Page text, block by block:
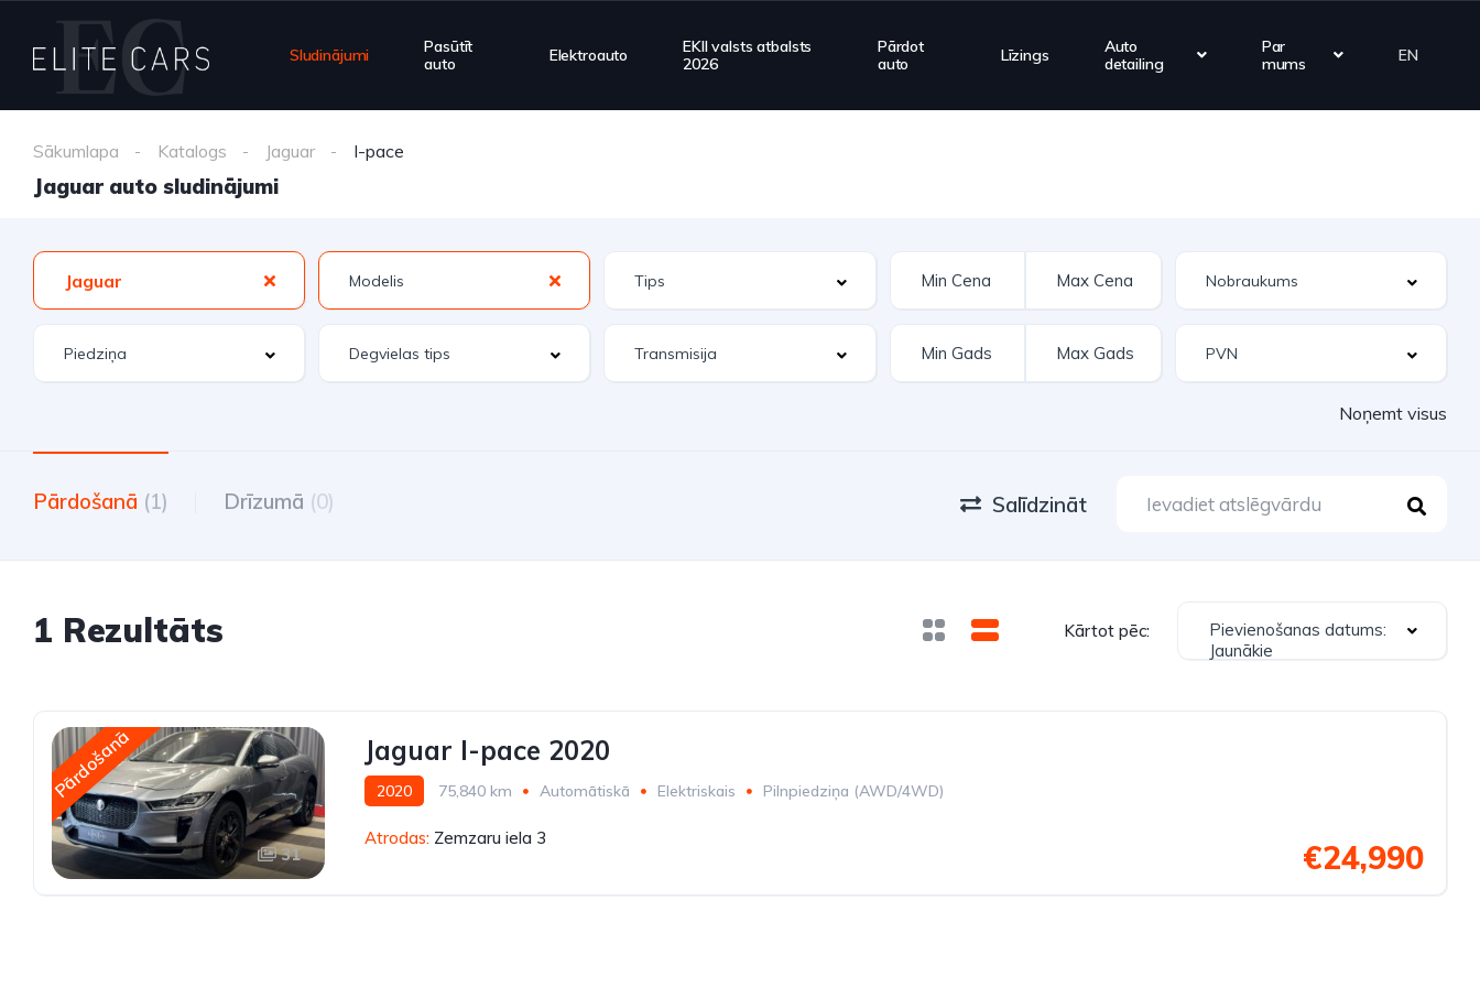
Sludinājumi
Pasūtīt
auto
Elektroauto
EKII valsts atbalsts
2026
Pārdot
auto
Līzings
Auto
detailing
Par
mums
EN
Sākumlapa Katalogs Jaguar I-pace
Jaguar auto sludinājumi
Jaguar
Noņemt visus
Pārdošanā (1) Drīzumā (0) Salīdzināt
1 Rezultāts Kārtot pēc:
Pievienošanas datums:
Jaunākie
Pārdošanā
31
Jaguar I-pace 2020
2020 75,840 km Automātiskā Elektriskais Pilnpiedziņa (AWD/4WD)
Atrodas: Zemzaru iela 3 €24,990